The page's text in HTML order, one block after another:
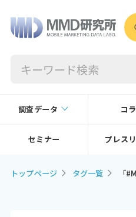
調査データ コ
セミナー プレス
トップページ タグ一覧 「